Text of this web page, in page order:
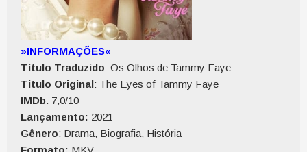
»INFORMAÇÕES«
Título Traduzido: Os Olhos de Tammy Faye
Titulo Original: The Eyes of Tammy Faye
IMDb: 7,0/10
Lançamento: 2021
Gênero: Drama, Biografia, História
Formato: MKV